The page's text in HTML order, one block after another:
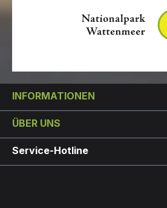
INFORMATIONEN
ÜBER UNS
Service-Hotline